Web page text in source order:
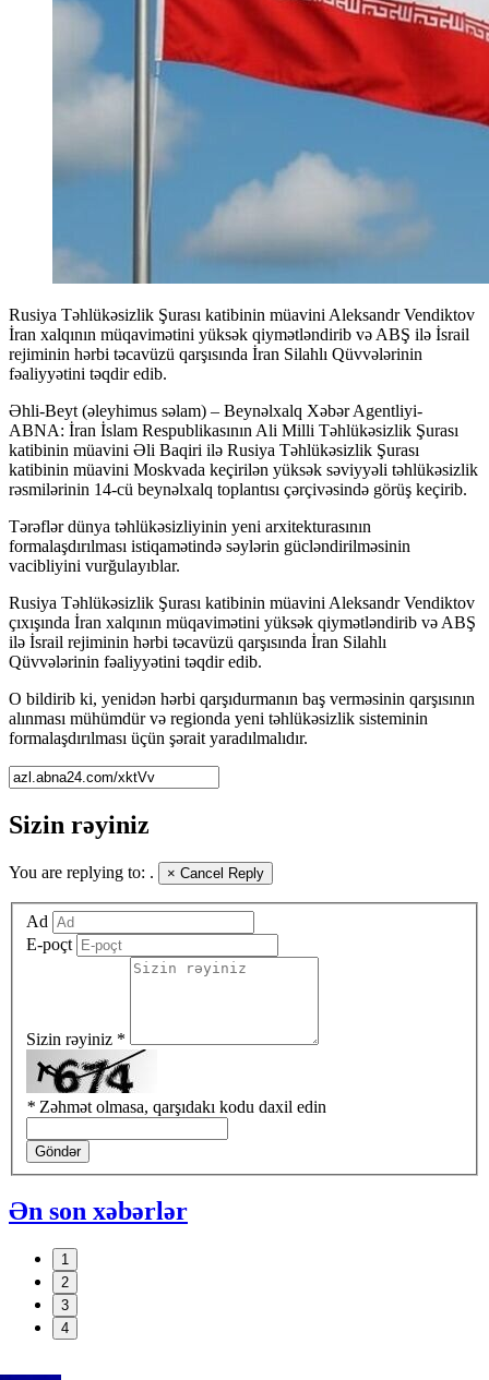
Rusiya Təhlükəsizlik Şurası katibinin müavini Aleksandr Vendiktov
İran xalqının müqavimətini yüksək qiymətləndirib və ABŞ ilə İsrail
rejiminin hərbi təcavüzü qarşısında İran Silahlı Qüvvələrinin
fəaliyyətini təqdir edib.
Əhli-Beyt (əleyhimus səlam) – Beynəlxalq Xəbər Agentliyi-
ABNA: İran İslam Respublikasının Ali Milli Təhlükəsizlik Şurası
katibinin müavini Əli Baqiri ilə Rusiya Təhlükəsizlik Şurası
katibinin müavini Moskvada keçirilən yüksək səviyyəli təhlükəsizlik
rəsmilərinin 14-cü beynəlxalq toplantısı çərçivəsində görüş keçirib.
Tərəflər dünya təhlükəsizliyinin yeni arxitekturasının
formalaşdırılması istiqamətində səylərin gücləndirilməsinin
vacibliyini vurğulayıblar.
Rusiya Təhlükəsizlik Şurası katibinin müavini Aleksandr Vendiktov
çıxışında İran xalqının müqavimətini yüksək qiymətləndirib və ABŞ
ilə İsrail rejiminin hərbi təcavüzü qarşısında İran Silahlı
Qüvvələrinin fəaliyyətini təqdir edib.
O bildirib ki, yenidən hərbi qarşıdurmanın baş verməsinin qarşısının
alınması mühümdür və regionda yeni təhlükəsizlik sisteminin
formalaşdırılması üçün şərait yaradılmalıdır.
Sizin rəyiniz
You are replying to: . × Cancel Reply
Ad
E-poçt
Sizin rəyiniz *
* Zəhmət olmasa, qarşıdakı kodu daxil edin
Göndər
Ən son xəbərlər
1
2
3
4